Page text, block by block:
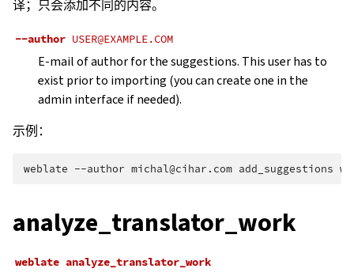
译；只会添加不同的内容。
--author USER@EXAMPLE.COM
E-mail of author for the suggestions. This user has to
exist prior to importing (you can create one in the
admin interface if needed).
示例：
weblate --author michal@cihar.com add_suggestions
analyze_translator_work
weblate analyze_translator_work